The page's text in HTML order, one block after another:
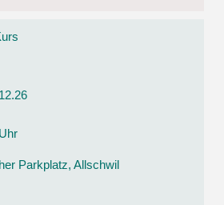
Parkplatz, Allschwil